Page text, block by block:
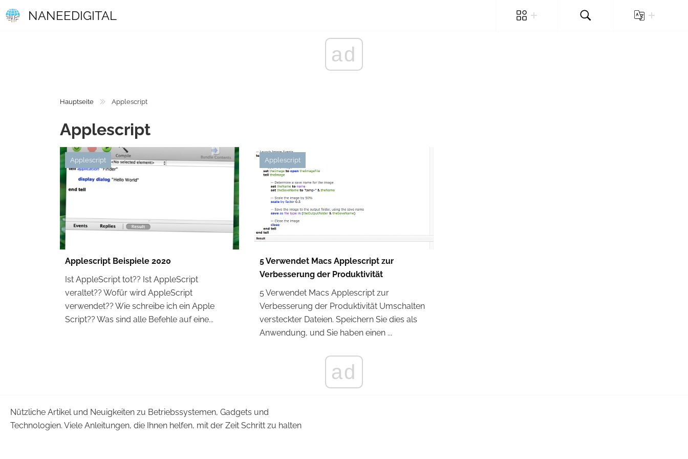
NANEEDIGITAL
ad
Hauptseite Applescript
Applescript
Applescript
Applescript Beispiele 2020
Ist AppleScript tot?? Ist AppleScript
veraltet?? Wofür wird AppleScript
verwendet?? Wie schreibe ich ein Apple
Script?? Was sind alle Befehle auf eine...
Applescript
5 Verwendet Macs Applescript zur
Verbesserung der Produktivität
5 Verwendet Macs Applescript zur
Verbesserung der Produktivität Umschalten
versteckter Dateien. Speichern Sie dies als
Anwendung, und Sie haben einen ...
ad
Nützliche Artikel und Neuigkeiten zu Betriebssystemen, Gadgets und
Technologien. Viele Anleitungen, die Ihnen helfen, mit der Zeit Schritt zu halten